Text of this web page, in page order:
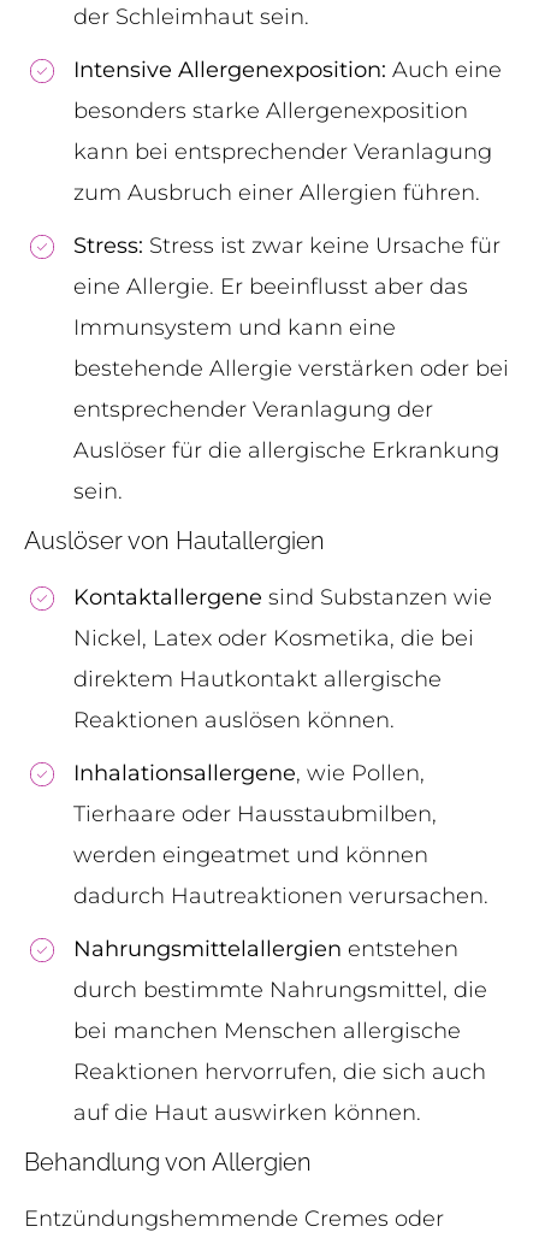
der Schleimhaut sein.
Intensive Allergenexposition: Auch eine
besonders starke Allergenexposition
kann bei entsprechender Veranlagung
zum Ausbruch einer Allergien führen.
Stress: Stress ist zwar keine Ursache für
eine Allergie. Er beeinflusst aber das
Immunsystem und kann eine
bestehende Allergie verstärken oder bei
entsprechender Veranlagung der
Auslöser für die allergische Erkrankung
sein.
Auslöser von Hautallergien
Kontaktallergene sind Substanzen wie
Nickel, Latex oder Kosmetika, die bei
direktem Hautkontakt allergische
Reaktionen auslösen können.
Inhalationsallergene, wie Pollen,
Tierhaare oder Hausstaubmilben,
werden eingeatmet und können
dadurch Hautreaktionen verursachen.
Nahrungsmittelallergien entstehen
durch bestimmte Nahrungsmittel, die
bei manchen Menschen allergische
Reaktionen hervorrufen, die sich auch
auf die Haut auswirken können.
Behandlung von Allergien
Entzündungshemmende Cremes oder